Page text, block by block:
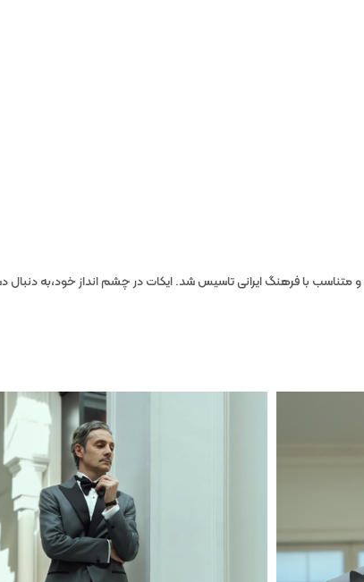
با کیفیت و متناسب با فرهنگ ایرانی تاسیس شد. ایکات در چشم انداز